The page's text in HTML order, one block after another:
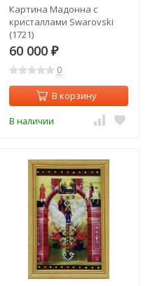
Картина Мадонна с
кристаллами Swarovski
(1721)
60 000 ₽
0
В корзину
В наличии